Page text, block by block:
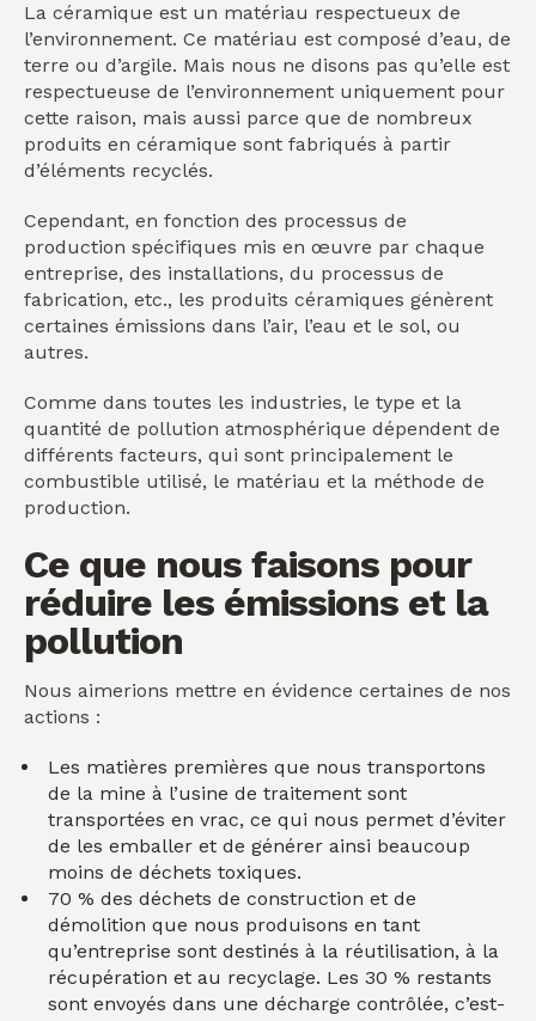
La céramique est un matériau respectueux de
l’environnement. Ce matériau est composé d’eau, de
terre ou d’argile. Mais nous ne disons pas qu’elle est
respectueuse de l’environnement uniquement pour
cette raison, mais aussi parce que de nombreux
produits en céramique sont fabriqués à partir
d’éléments recyclés.
Cependant, en fonction des processus de
production spécifiques mis en œuvre par chaque
entreprise, des installations, du processus de
fabrication, etc., les produits céramiques génèrent
certaines émissions dans l’air, l’eau et le sol, ou
autres.
Comme dans toutes les industries, le type et la
quantité de pollution atmosphérique dépendent de
différents facteurs, qui sont principalement le
combustible utilisé, le matériau et la méthode de
production.
Ce que nous faisons pour
réduire les émissions et la
pollution
Nous aimerions mettre en évidence certaines de nos
actions :
Les matières premières que nous transportons
de la mine à l’usine de traitement sont
transportées en vrac, ce qui nous permet d’éviter
de les emballer et de générer ainsi beaucoup
moins de déchets toxiques.
70 % des déchets de construction et de
démolition que nous produisons en tant
qu’entreprise sont destinés à la réutilisation, à la
récupération et au recyclage. Les 30 % restants
sont envoyés dans une décharge contrôlée, c’est-